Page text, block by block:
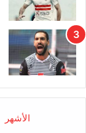
الأشهر